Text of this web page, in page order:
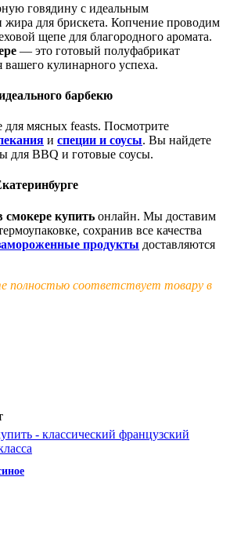
говядину с идеальным
для брискета. Копчение проводим
щепе для благородного аромата.
— это готовый полуфабрикат
вашего кулинарного успеха.
барбекю
для мясных feasts. Посмотрите
и специи и соусы. Вы найдете
для BBQ и готовые соусы.
смокере купить онлайн. Мы доставим
сохранив все качества
продукты доставляются
полностью соответствует товару в